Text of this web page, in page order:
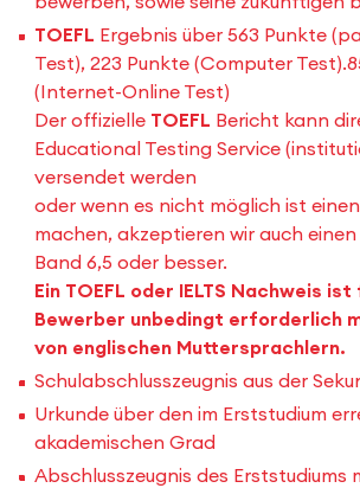
TOEFL Ergebnis über 563 Punkte
Test), 223 Punkte (Computer
(Internet-Online Test)
Der offizielle TOEFL Bericht kann
Educational Testing Service
versendet werden
oder wenn es nicht möglich ist einen
machen, akzeptieren wir auch einen
Band 6,5 oder besser.
Ein TOEFL oder IELTS Nachweis
Bewerber unbedingt erforderlich
von englischen Muttersprachlern.
Schulabschlusszeugnis aus der
Urkunde über den im Erststudium
akademischen Grad
Abschlusszeugnis des